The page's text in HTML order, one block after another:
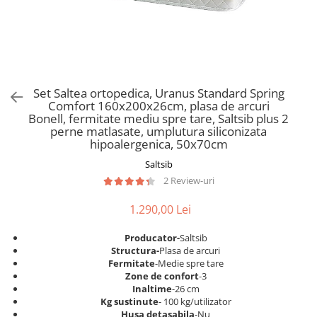
Saltele Memory Pocket
Saltele cu plasa arcuri
Saltele cu spuma
Saltele cu spuma poliuretanica
Saltele 160x200
Saltele 180x200
Top saltele
Scaune pentru living
Seturi comode living si vitrine
Mobila living
Set mese plus scaune
Etajere Birou
Dulap birou
Birouri
Scaune pentru birou
Scaune pentru vizitatori
Scaune birou copii
Scaune resigilate
Scaune gradinita
Scaune terasa si outdoor
Set Saltea ortopedica, Uranus Standard Spring
Comfort 160x200x26cm, plasa de arcuri
Bonell, fermitate mediu spre tare, Saltsib plus 2
perne matlasate, umplutura siliconizata
hipoalergenica, 50x70cm
Saltsib
2 Review-uri
1.290,00 Lei
Producator-Saltsib
Structura-Plasa de arcuri
Fermitate-Medie spre tare
Zone de confort-3
Inaltime-26 cm
Kg sustinute- 100 kg/utilizator
Husa detasabila-Nu